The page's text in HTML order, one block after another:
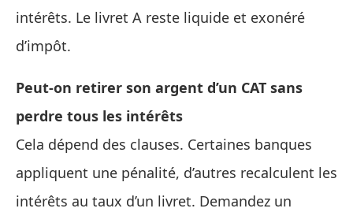
intérêts. Le livret A reste liquide et exonéré
d’impôt.
Peut‑on retirer son argent d’un CAT sans
perdre tous les intérêts
Cela dépend des clauses. Certaines banques
appliquent une pénalité, d’autres recalculent les
intérêts au taux d’un livret. Demandez un